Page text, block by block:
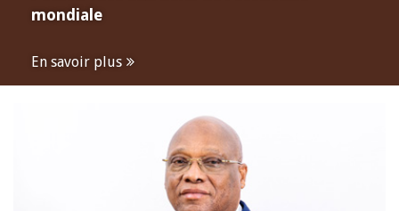
mondiale
En savoir plus